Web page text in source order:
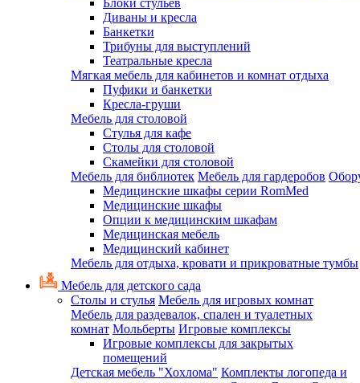
Блоки стульев
Диваны и кресла
Банкетки
Трибуны для выступлений
Театральные кресла
Мягкая мебель для кабинетов и комнат отдыха
Пуфики и банкетки
Кресла-груши
Мебель для столовой
Cтулья для кафе
Cтолы для столовой
Скамейки для столовой
Мебель для библиотек Мебель для гардеробов
Медицинские шкафы серии RomMed
Медицинские шкафы
Опции к медицинским шкафам
Медицинская мебель
Медицинский кабинет
Мебель для отдыха, кровати и прикроватные тумбы
Мебель для детского сада
Столы и стулья Мебель для игровых комнат
Мебель для раздевалок, спален и туалетных
комнат Мольберты Игровые комплексы
Игровые комплексы для закрытых
помещений
Детская мебель "Хохлома" Комплекты логопеда и